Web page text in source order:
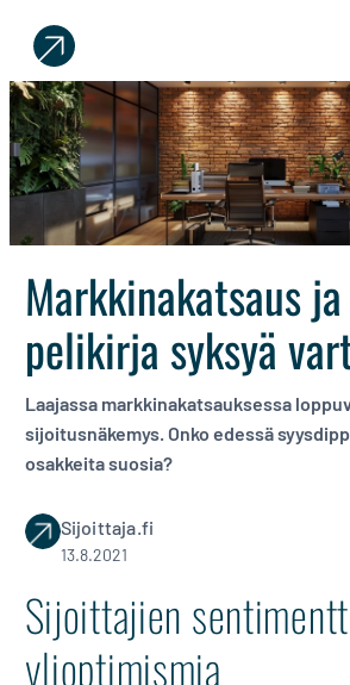
Sijoittaja.fi
Tee
parempia
sijoituspäätöksiä
Markkinakatsaus
pelikirja syksyä
Laajassa markkinakatsauksessa
sijoitusnäkemys. Onko edessä
osakkeita suosia?
Sijoittaja.fi
13.8.2021
Sijoittajien
ylioptimismia